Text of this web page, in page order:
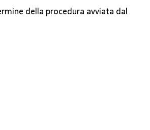
della procedura avviata dal